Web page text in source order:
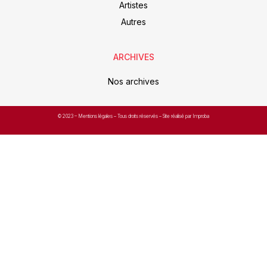
Artistes
Autres
ARCHIVES
Nos archives
© 2023 – Mentions légales – Tous droits réservés – Site réalisé par Improba